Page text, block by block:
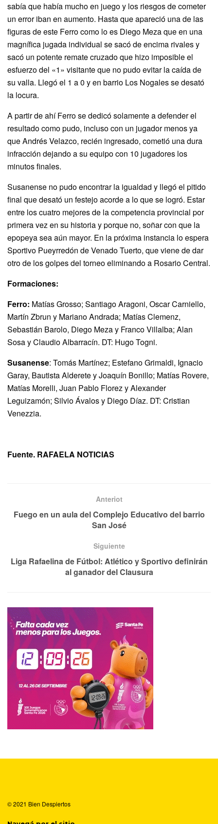
sabía que había mucho en juego y los riesgos de cometer
un error iban en aumento. Hasta que apareció una de las
figuras de este Ferro como lo es Diego Meza que en una
magnífica jugada individual se sacó de encima rivales y
sacó un potente remate cruzado que hizo imposible el
esfuerzo del «1» visitante que no pudo evitar la caída de
su valla. Llegó el 1 a 0 y en barrio Los Nogales se desató
la locura.
A partir de ahí Ferro se dedicó solamente a defender el
resultado como pudo, incluso con un jugador menos ya
que Andrés Velazco, recién ingresado, cometió una dura
infracción dejando a su equipo con 10 jugadores los
minutos finales.
Susanense no pudo encontrar la igualdad y llegó el pitido
final que desató un festejo acorde a lo que se logró. Estar
entre los cuatro mejores de la competencia provincial por
primera vez en su historia y porque no, soñar con que la
epopeya sea aún mayor. En la próxima instancia lo espera
Sportivo Pueyrredón de Venado Tuerto, que viene de dar
otro de los golpes del torneo eliminando a Rosario Central.
Formaciones:
Ferro: Matías Grosso; Santiago Aragoni, Oscar Carniello,
Martín Zbrun y Mariano Andrada; Matías Clemenz,
Sebastián Barolo, Diego Meza y Franco Villalba; Alan
Sosa y Claudio Albarracín. DT: Hugo Togni.
Susanense: Tomás Martínez; Estefano Grimaldi, Ignacio
Garay, Bautista Alderete y Joaquín Bonillo; Matías Rovere,
Matías Morelli, Juan Pablo Florez y Alexander
Leguizamón; Silvio Ávalos y Diego Díaz. DT: Cristian
Venezzia.
Fuente. RAFAELA NOTICIAS
Anteriot
Fuego en un aula del Complejo Educativo del barrio
San José
Siguiente
Liga Rafaelina de Fútbol: Atlético y Sportivo definirán
al ganador del Clausura
© 2021 Bien Despiertos